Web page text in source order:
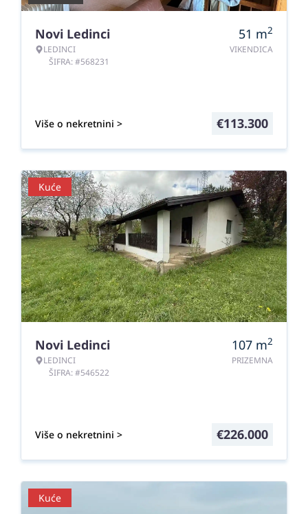
Novi Ledinci
LEDINCI
ŠIFRA: #568231
51 m2
VIKENDICA
Više o nekretnini > €113.300
Kuće
Novi Ledinci
LEDINCI
ŠIFRA: #546522
107 m2
PRIZEMNA
Više o nekretnini > €226.000
Kuće